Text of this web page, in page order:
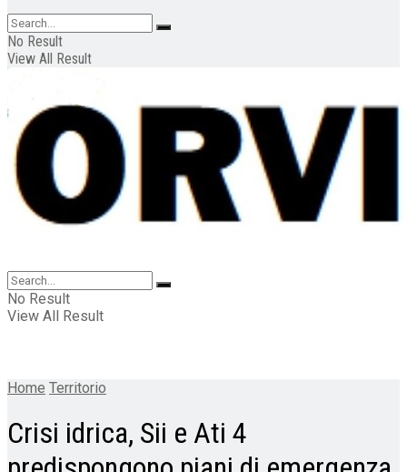
No Result
View All Result
No Result
View All Result
Home Territorio
Crisi idrica, Sii e Ati 4